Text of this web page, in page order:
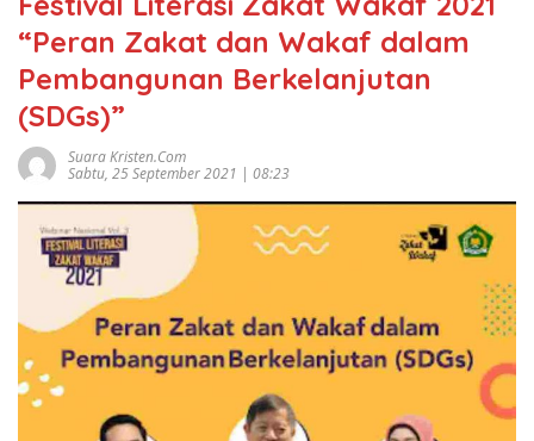
“Peran Zakat dan Wakaf dalam
Pembangunan Berkelanjutan
(SDGs)”
Suara Kristen.com
Sabtu, 25 September 2021 | 08:23